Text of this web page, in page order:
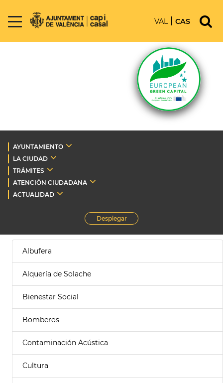
VAL CAS
AYUNTAMIENTO
LA CIUDAD
TRÁMITES
ATENCIÓN CIUDADANA
ACTUALIDAD
Desplegar
Albufera
Alquería de Solache
Bienestar Social
Bomberos
Contaminación Acústica
Cultura